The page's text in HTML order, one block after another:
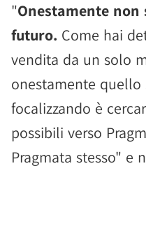
"Onestamente non
futuro. Come hai
vendita da un solo
onestamente quello
focalizzando è
possibili verso
Pragmata stesso" e